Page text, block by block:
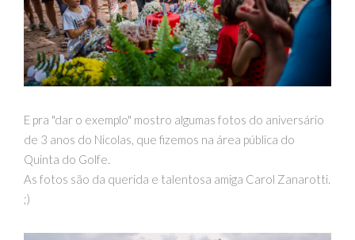
E pra "dar o exemplo" mostro algumas fotos do aniversário
de 3 anos do Nicolas, que fizemos na área pública do
Quinta do Golfe.
As fotos são da querida e talentosa amiga Carol Zanarotti.
;)